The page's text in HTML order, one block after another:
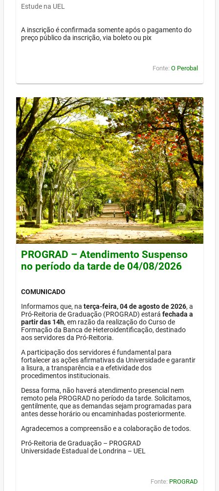
Estude na UEL
A inscrição é confirmada somente após o pagamento do
preço público da inscrição, via boleto ou pix
Fonte: O Perobal
PROGRAD – Atendimento Suspenso
no período da tarde de 04/08/2026
COMUNICADO
Informamos que, na terça-feira, 04 de agosto de 2026, a
Pró-Reitoria de Graduação (PROGRAD) estará fechada a
partir das 14h, em razão da realização do Curso de
Formação da Banca de Heteroidentificação, destinado
aos servidores da Pró-Reitoria.
A participação dos servidores é fundamental para
fortalecer as ações afirmativas da Universidade e garantir
a lisura, a transparência e a efetividade dos
procedimentos institucionais.
Dessa forma, não haverá atendimento presencial nem
remoto pela PROGRAD no período da tarde. Solicitamos,
gentilmente, que as demandas sejam programadas para
antes desse horário ou encaminhadas posteriormente.
Agradecemos a compreensão e a colaboração de todos.
Pró-Reitoria de Graduação – PROGRAD
Universidade Estadual de Londrina – UEL
Fonte: PROGRAD